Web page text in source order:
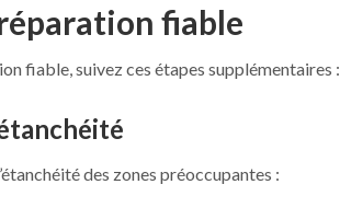
fiable
fiable, suivez ces étapes supplémentaires :
des zones préoccupantes :